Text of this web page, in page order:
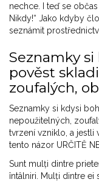
nechce. I teď se
Nikdy!“ Jako kdyby
seznámit
Seznamky
pověst
zoufalých,
Seznamky si kdysi
nepoužitelných,
tvrzení vzniklo, a
tento názor URČITĚ
Sunt mulți dintre
întâlniri. Mulți dintre ei